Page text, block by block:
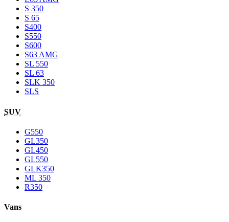
S 350
S 65
S400
S550
S600
S63 AMG
SL 550
SL 63
SLK 350
SLS
SUV
G550
GL350
GL450
GL550
GLK350
ML 350
R350
Vans